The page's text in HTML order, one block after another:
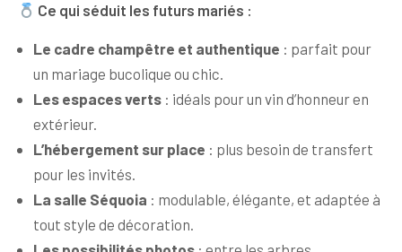
Ce qui séduit les futurs mariés :
Le cadre champêtre et authentique : parfait pour
un mariage bucolique ou chic.
Les espaces verts : idéals pour un vin d’honneur en
extérieur.
L’hébergement sur place : plus besoin de transfert
pour les invités.
La salle Séquoia : modulable, élégante, et adaptée à
tout style de décoration.